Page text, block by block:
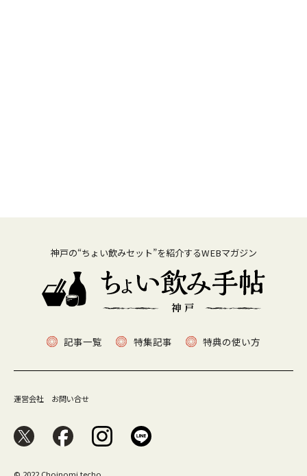
神戸の“ちょい飲みセット”を紹介するWEBマガジン
記事一覧 特集記事 特典の使い方
運営会社 お問い合せ